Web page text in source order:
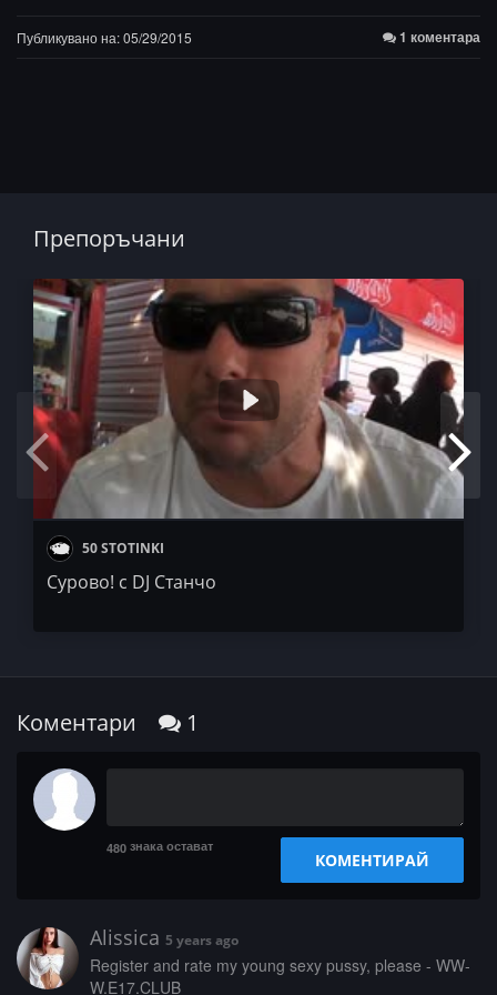
Публикувано на: 05/29/2015 1 коментара
Препоръчани
50 STOTINKI
Сурово! с DJ Станчо
Коментари 1
480 знака остават
КОМЕНТИРАЙ
Alissica 5 years ago
­­­R­­e­­g­­i­­s­t­e­r­ ­­­a­n­d­­ ­­­r­­­a­­t­­­e­­ ­­m­­­y­­­ ­y­­­o­u­­n­g­ ­s­e­­x­­­y­­ ­­p­u­s­­­s­­y­,­ ­p­­l­­­e­­­a­s­­e­ ­­­-­­­ ­W­­­W­­
W­.­E­­­1­7­­.­­C­L­­­U­B